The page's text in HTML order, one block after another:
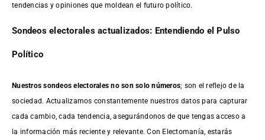
tendencias y opiniones que moldean el futuro político.
Sondeos electorales actualizados: Entendiendo el Pulso
Político
Nuestros sondeos electorales no son solo números; son el reflejo de la
sociedad. Actualizamos constantemente nuestros datos para capturar
cada cambio, cada tendencia, asegurándonos de que tengas acceso a
la información más reciente y relevante. Con Electomanía, estarás